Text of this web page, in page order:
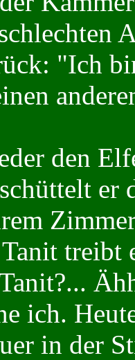
"Ich
den
treibt
ich.
in der